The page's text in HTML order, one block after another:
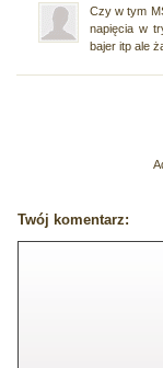
Czy w tym
napięcia w
bajer itp ale
Twój komentarz: